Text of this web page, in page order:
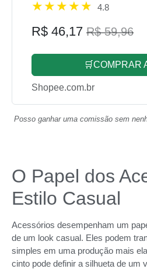
4.8
R$ 46,17 R$ 59,96
🛒COMPRAR
Shopee.com.br
Posso ganhar uma comissão sem
O Papel dos
Estilo Casual
Acessórios desempenham um
de um look casual. Eles podem
simples em uma produção mais
cinto pode definir a silhueta de um